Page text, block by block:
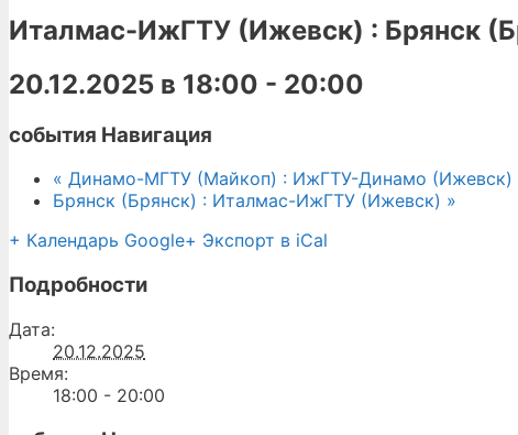
Италмас-ИжГТУ (Ижевск) : Брянск
20.12.2025 в 18:00 - 20:00
события Навигация
« Динамо-МГТУ (Майкоп) : ИжГТУ-Динамо (Ижевск)
Брянск (Брянск) : Италмас-ИжГТУ (Ижевск) »
+ Календарь Google+ Экспорт в iCal
Подробности
Дата:
20.12.2025
Время:
18:00 - 20:00